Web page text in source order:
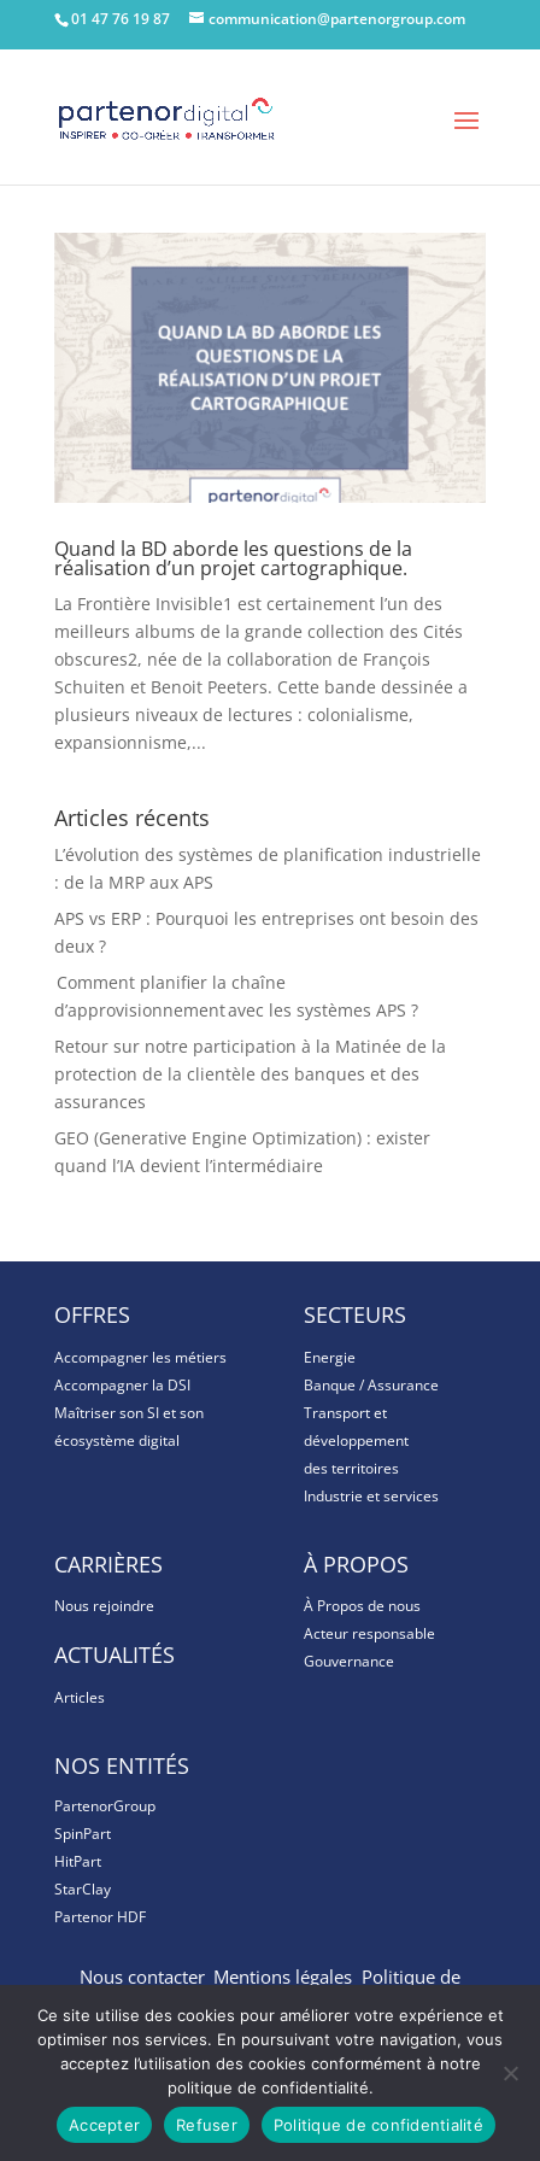
01 47 76 19 87 communication@partenorgroup.com
Quand la BD aborde les questions de la
réalisation d’un projet cartographique.
La Frontière Invisible1 est certainement l’un des
meilleurs albums de la grande collection des Cités
obscures2, née de la collaboration de François
Schuiten et Benoit Peeters. Cette bande dessinée a
plusieurs niveaux de lectures : colonialisme,
expansionnisme,...
Articles récents
L’évolution des systèmes de planification industrielle
: de la MRP aux APS
APS vs ERP : Pourquoi les entreprises ont besoin des
deux ?
Comment planifier la chaîne
d’approvisionnement avec les systèmes APS ?
Retour sur notre participation à la Matinée de la
protection de la clientèle des banques et des
assurances
GEO (Generative Engine Optimization) : exister
quand l’IA devient l’intermédiaire
OFFRES
Accompagner les métiers
Accompagner la DSI
Maîtriser son SI et son
écosystème digital
SECTEURS
Energie
Banque / Assurance
Transport et
développement
des territoires
Industrie et services
CARRIÈRES
Nous rejoindre
ACTUALITÉS
Articles
À PROPOS
À Propos de nous
Acteur responsable
Gouvernance
NOS ENTITÉS
PartenorGroup
SpinPart
HitPart
StarClay
Partenor HDF
Nous contacter Mentions légales Politique de
confidentialité Gestion des Cookies
Partenor Digital – Tous droits réservés
Ce site utilise des cookies pour améliorer votre expérience et
optimiser nos services. En poursuivant votre navigation, vous
acceptez l’utilisation des cookies conformément à notre
politique de confidentialité.
Accepter
Refuser Politique de confidentialité